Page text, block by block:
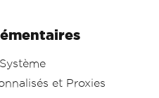
et Proxies